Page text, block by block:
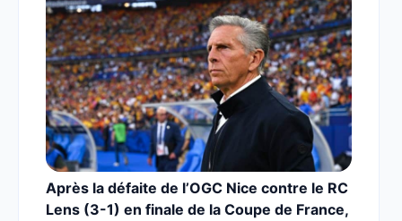
Après la défaite de l’OGC Nice contre le RC
Lens (3-1) en finale de la Coupe de France,